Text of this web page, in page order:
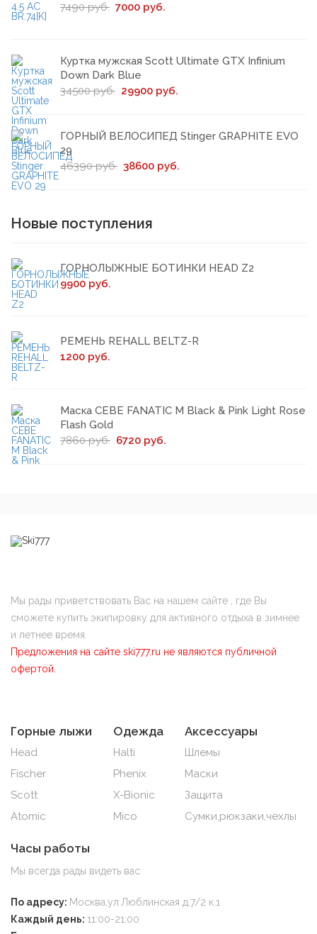
7490 руб. 7000 руб.
Куртка мужская Scott Ultimate GTX Infinium
Down Dark Blue
34500 руб. 29900 руб.
ГОРНЫЙ ВЕЛОСИПЕД Stinger GRAPHITE EVO
29
46390 руб. 38600 руб.
Новые поступления
ГОРНОЛЫЖНЫЕ БОТИНКИ HEAD Z2
9900 руб.
РЕМЕНЬ REHALL BELTZ-R
1200 руб.
Маска CEBE FANATIC M Black & Pink Light Rose
Flash Gold
7860 руб. 6720 руб.
Мы рады приветствовать Вас на нашем сайте , где Вы
сможете купить экипировку для активного отдыха в зимнее
и летнее время.
Предложения на сайте ski777.ru не являются публичной
офертой.
Горные лыжи
Head
Fischer
Scott
Atomic
Одежда
Halti
Phenix
X-Bionic
Mico
Аксессуары
Шлемы
Маски
Защита
Сумки,рюкзаки,чехлы
Часы работы
Мы всегда рады видеть вас
По адресу: Москва,ул.Люблинская д.7/2 к.1
Каждый день: 11:00-21:00